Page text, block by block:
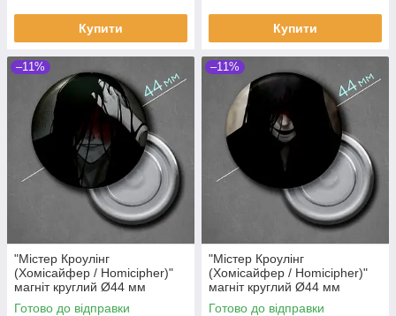
Купити Купити
–11%
"Містер Кроулінг
(Хомісайфер / Homicipher)"
магніт круглий Ø44 мм
Готово до відправки
–11%
"Містер Кроулінг
(Хомісайфер / Homicipher)"
магніт круглий Ø44 мм
Готово до відправки